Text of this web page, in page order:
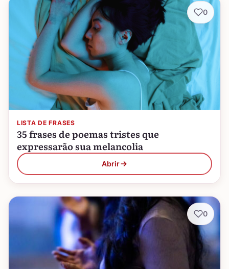
LISTA DE FRASES
35 frases de poemas tristes que
expressarão sua melancolia
Abrir
0
0